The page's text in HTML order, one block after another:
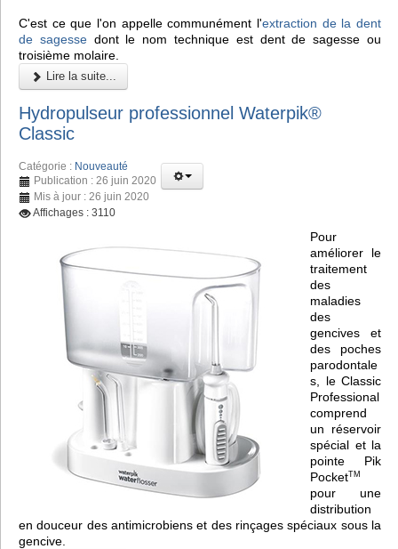
C'est ce que l'on appelle communément l'extraction de la dent
de sagessedont le nom technique est dent de sagesse ou
troisième molaire.
Lire la suite...
Hydropulseur professionnel Waterpik®
Classic
Catégorie : Nouveauté
Publication : 26 juin 2020
Mis à jour : 26 juin 2020
Affichages : 3110
Pour
améliorer le
traitement
des
maladies
des
gencives et
des poches
parodontale
s, le Classic
Professional
comprend
un réservoir
spécial et la
pointe Pik
PocketTM
pour une
distribution
en douceur des antimicrobiens et des rinçages spéciaux sous la
gencive.